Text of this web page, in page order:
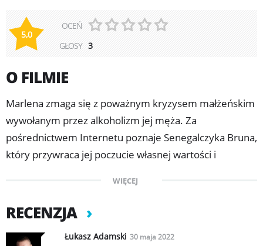
5,0
OCEŃ
GŁOSY 3
O FILMIE
Marlena zmaga się z poważnym kryzysem małżeńskim
wywołanym przez alkoholizm jej męża. Za
pośrednictwem Internetu poznaje Senegalczyka Bruna,
który przywraca jej poczucie własnej wartości i
wobec niej nieco inne zamiary niż stworzenie związku.
WIĘCEJ
RECENZJA
Łukasz Adamski 30 maja 2022